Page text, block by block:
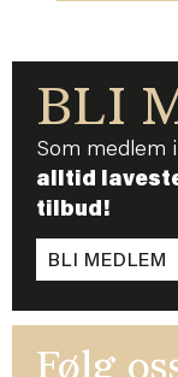
BLI
Som medlem
alltid
tilbud!
BLI MEDLEM